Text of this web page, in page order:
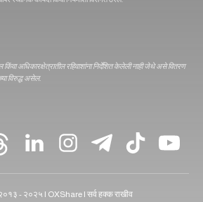
किंवा अधिकारक्षेत्रातील रहिवाशांना निर्देशित केलेली नाही जेथे असे वितरण
विरुद्ध असेल.
- २०२५ | OXShare | सर्व हक्क राखीव